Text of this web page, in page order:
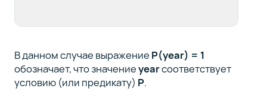
В данном случае выражение P(year) = 1
обозначает, что значениеyearсоответствует
условию (или предикату) P.